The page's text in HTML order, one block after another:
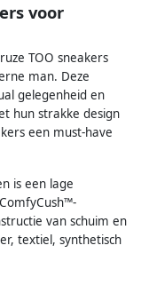
voor
TOO sneakers
man. Deze
gelegenheid en
hun strakke design
een must-have
is een lage
van schuim en
textiel, synthetisch